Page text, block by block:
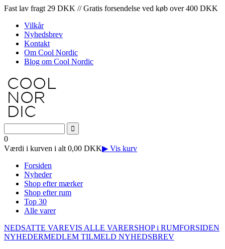
Fast lav fragt 29 DKK // Gratis forsendelse ved køb over 400 DKK
Vilkår
Nyhedsbrev
Kontakt
Om Cool Nordic
Blog om Cool Nordic
0
Værdi i kurven i alt 0,00 DKK▶ Vis kurv
Forsiden
Nyheder
Shop efter mærker
Shop efter rum
Top 30
Alle varer
NEDSATTE VAREVIS ALLE VARERSHOP i RUMFORSIDEN
NYHEDERMEDLEM TILMELD NYHEDSBREV